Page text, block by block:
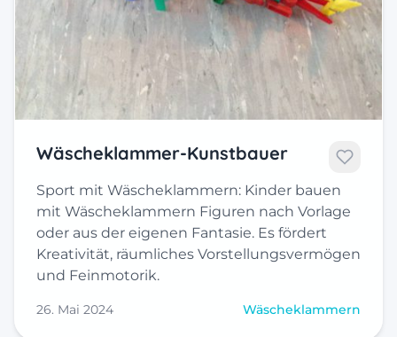
Wäscheklammer-Kunstbauer
Sport mit Wäscheklammern: Kinder bauen
mit Wäscheklammern Figuren nach Vorlage
oder aus der eigenen Fantasie. Es fördert
Kreativität, räumliches Vorstellungsvermögen
und Feinmotorik.
26. Mai 2024 Wäscheklammern